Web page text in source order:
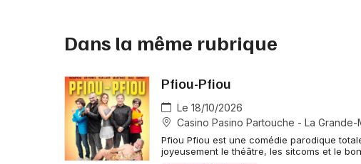
Dans la même rubrique
Pfiou-Pfiou
Le 18/10/2026
Casino Pasino Partouche - La Grande-
Pfiou Pfiou est une comédie parodique
joyeusement le théâtre, les sitcoms et le